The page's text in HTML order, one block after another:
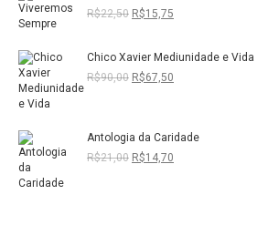
R$22,50 O
era:
R$22,50.
R$15,75
é:
Chico Xavier Mediunidade e Vida
R$90,00 O
R$90,00.
R$67,50
R$67,50.
Antologia da Caridade
R$21,00 OR$14,70